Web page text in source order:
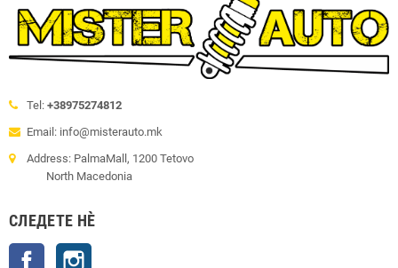
Tel: +38975274812
Email: info@misterauto.mk
Address: PalmaMall, 1200 Tetovo
North Macedonia
СЛЕДЕТЕ НÈ
Facebook